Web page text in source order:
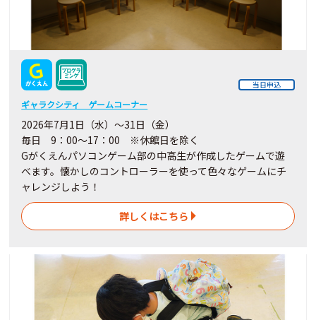
ブランドからのお知らせ
いっしょに創る
イベントレポート
当日申込
ギャラクシティ ゲームコーナー
2026年7月1日（水）～31日（金）
毎日 9：00～17：00 ※休館日を除く
Gがくえんパソコンゲーム部の中高生が作成したゲームで遊
べます。懐かしのコントローラーを使って色々なゲームにチ
ャレンジしよう！
詳しくはこちら